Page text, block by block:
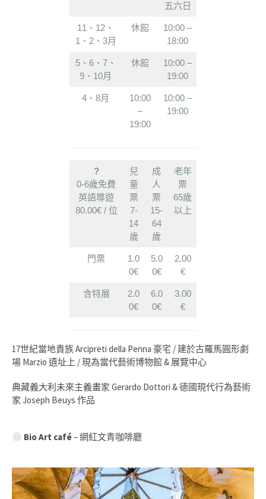
五六日
11、12、
1、2、3月
休館
10:00 –
18:00
5、6、7、
9、10月
休館
10:00 –
19:00
4、8月
10:00
–
19:00
10:00 –
19:00
?
0-6歲免費
英語導遊
80.00€ / 位
兒
童
票
7-
14
歲
成
人
票
15-
64
歲
老年
票
65歲
以上
門票
1.0
0€
5.0
0€
2.00
€
含特展
2.0
0€
6.0
0€
3.00
€
17世紀當地貴族 Arcipreti della Penna 豪宅 / 建於古羅馬圓形劇
場 Marzio 遺址上 / 現為當代藝術博物館 & 展覽中心
典藏義大利未來主義畫家 Gerardo Dottori & 德國現代行為藝術
家 Joseph Beuys 作品
Bio Art café– 網紅文青咖啡廳